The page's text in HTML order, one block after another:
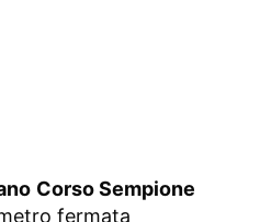
Corso Sempione
fermata